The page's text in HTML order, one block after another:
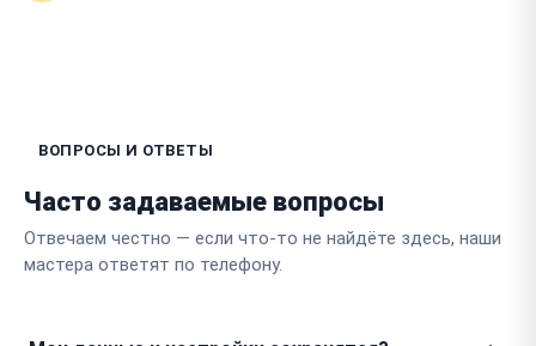
ВОПРОСЫ И ОТВЕТЫ
Часто задаваемые вопросы
Отвечаем честно — если что-то не найдёте здесь, наши
мастера ответят по телефону.